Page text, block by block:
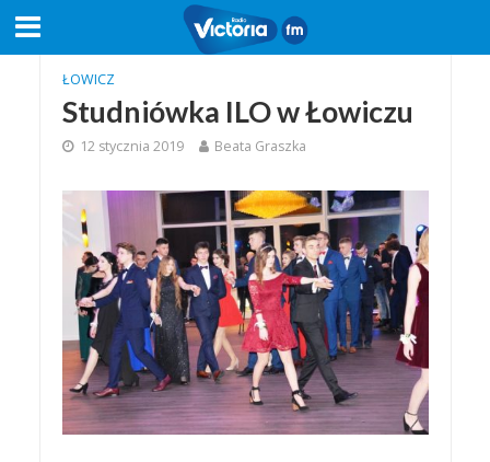
ŁOWICZ
Studniówka ILO w Łowiczu
12 stycznia 2019 Beata Graszka